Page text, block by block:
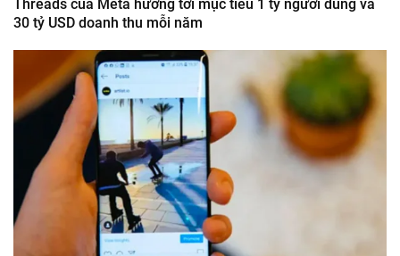
Threads của Meta hướng tới mục tiêu 1 tỷ người dùng và
30 tỷ USD doanh thu mỗi năm